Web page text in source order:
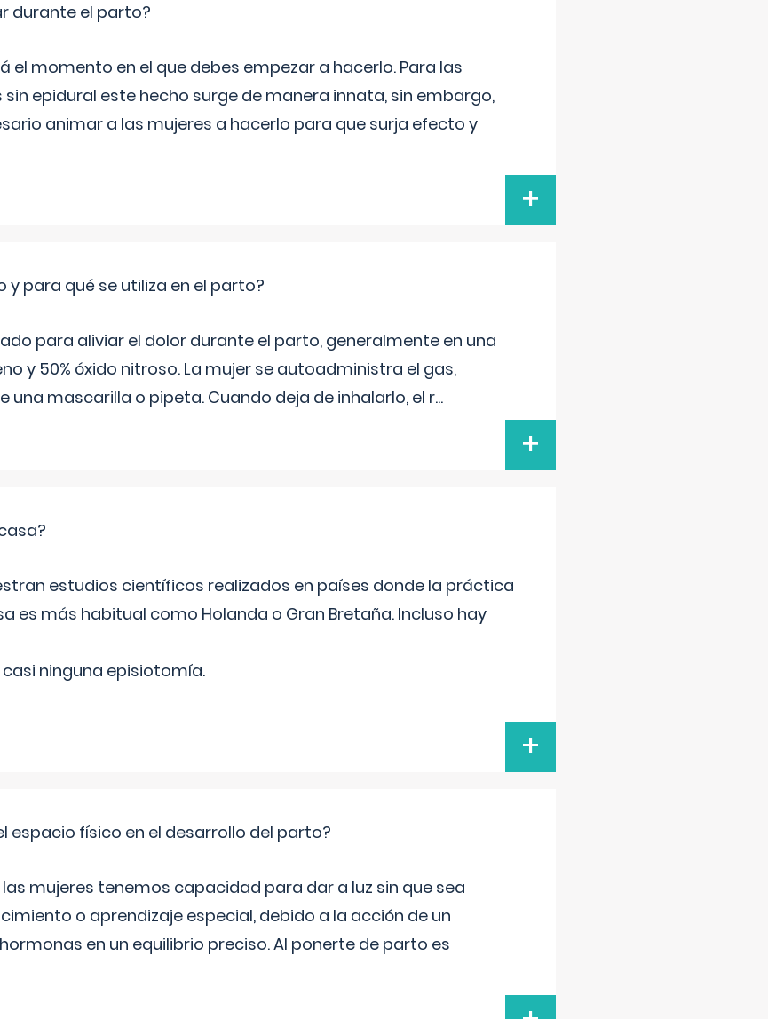
durante el parto?
el momento en el que debes empezar a hacerlo. Para las
epidural este hecho surge de manera innata, sin embargo,
animar a las mujeres a hacerlo para que surja efecto y
+
y para qué se utiliza en el parto?
para aliviar el dolor durante el parto, generalmente en una
y 50% óxido nitroso. La mujer se autoadministra el gas,
una mascarilla o pipeta. Cuando deja de inhalarlo, el r...
+
estudios científicos realizados en países donde la práctica
es más habitual como Holanda o Gran Bretaña. Incluso hay
ninguna episiotomía.
+
espacio físico en el desarrollo del parto?
mujeres tenemos capacidad para dar a luz sin que sea
o aprendizaje especial, debido a la acción de un
en un equilibrio preciso. Al ponerte de parto es